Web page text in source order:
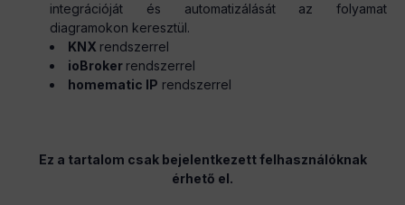
integrációját és automatizálását az folyamat
diagramokon keresztül.
KNX rendszerrel
ioBroker rendszerrel
homematic IP rendszerrel
Ez a tartalom csak bejelentkezett felhasználóknak
érhető el.